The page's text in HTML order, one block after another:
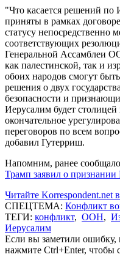
"Что касается решений
приняты в рамках
статусу непосредственно
соответствующих
Генеральной Ассамблеи
как палестинской, так и
обоих народов смогут
решения о двух
безопасности и
Иерусалим будет
окончательное
переговоров по всем
добавил Гутерриш.
Напомним, ранее
Трамп заявил о
Читайте Korrespondent.net
СПЕЦТЕМА: Конфликт
ТЕГИ: конфликт, ООН,
Иерусалим
Если вы заметили ошибку,
нажмите Ctrl+Enter, чтобы